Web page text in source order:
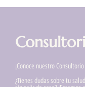
¡Conoce nuestro
¿Tienes dudas sobre tu